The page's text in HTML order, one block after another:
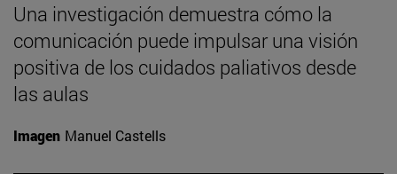
Una investigación demuestra cómo la
comunicación puede impulsar una visión
positiva de los cuidados paliativos desde
las aulas
Imagen Manuel Castells